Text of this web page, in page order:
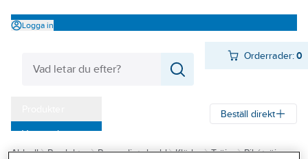
Logga in
Orderrader:0
Varumärken
Beställ direkt
Ahlsell Produkter Personligt skydd Kläder Tröjor Pikétröjor